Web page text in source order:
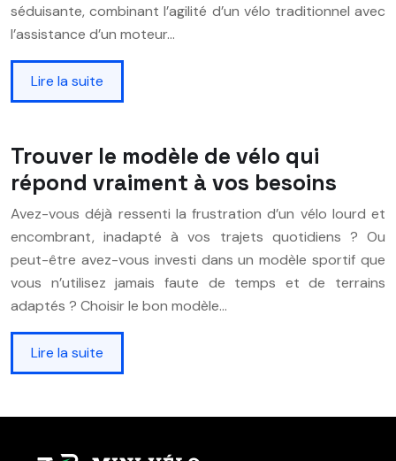
séduisante, combinant l’agilité d’un vélo traditionnel avec
l’assistance d’un moteur…
Lire la suite
Trouver le modèle de vélo qui
répond vraiment à vos besoins
Avez-vous déjà ressenti la frustration d’un vélo lourd et
encombrant, inadapté à vos trajets quotidiens ? Ou
peut-être avez-vous investi dans un modèle sportif que
vous n’utilisez jamais faute de temps et de terrains
adaptés ? Choisir le bon modèle…
Lire la suite